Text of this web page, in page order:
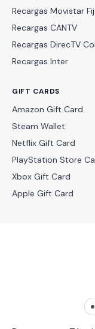
Recargas Movistar
Recargas CANTV
Recargas DirecTV
Recargas Inter
GIFT CARDS
Amazon Gift Card
Steam Wallet
Netflix Gift Card
PlayStation Store
Xbox Gift Card
Apple Gift Card